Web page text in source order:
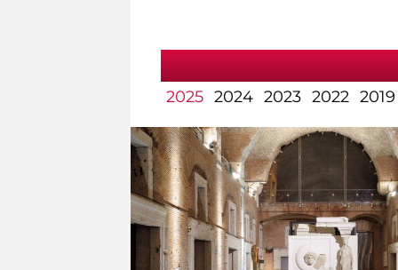
2025 2024 2023 2022 2019